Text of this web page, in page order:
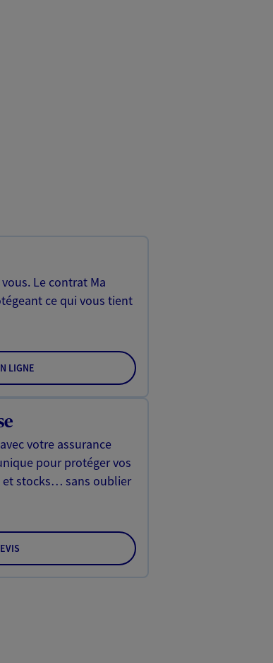
Le contrat Ma
ce qui vous tient
LIGNE
votre assurance
pour protéger vos
et stocks… sans oublier